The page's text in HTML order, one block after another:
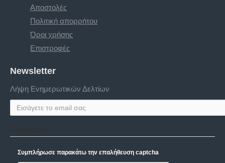
Αποστολές
Πολιτική απορρήτου
Όροι χρήσης
Επιστροφές
Newsletter
Λήψη Ενημερωτικών Δελτίων
Συμπλήρωσε παρακάτω την επαλήθευση captcha